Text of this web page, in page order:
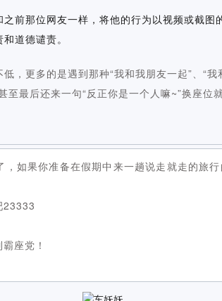
前那位网友一样，将他的行为以视频或截图
道德谴责。
，更多的是遇到那种“我和我朋友一起”、“
至最后还来一句“反正你是一个人嘛~”换座位
如果你准备在假期中来一趟说走就走的旅
23333
座党！